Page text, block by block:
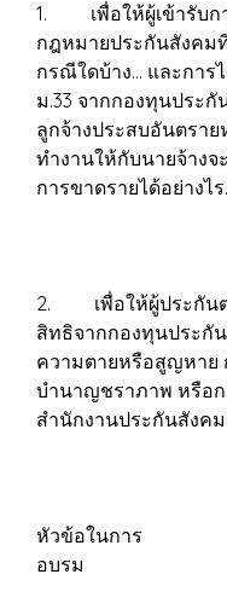
1. เพื่อให้ผู้เข้ารับกา
กฎหมายประกันสังคม
กรณีใดบ้าง… และการ
ม.33 จากกองทุนประ
ลูกจ้างประสบอันตรา
ทำงานให้กับนายจ้าง
การขาดรายได้อย่างไร
2. เพื่อให้ผู้ประกันต
สิทธิจากกองทุนประกั
ความตายหรือสูญหาย
บำนาญชราภาพ หรือ
สำนักงานประกันสังค
หัวข้อในการ
อ